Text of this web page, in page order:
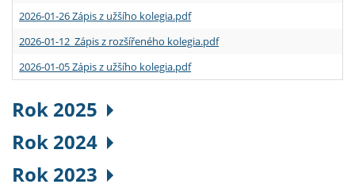
2026-01-26 Zápis z užšího kolegia.pdf
2026-01-12 Zápis z rozšířeného kolegia.pdf
2026-01-05 Zápis z užšího kolegia.pdf
Rok 2025
Rok 2024
Rok 2023